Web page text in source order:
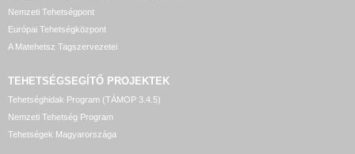
Nemzeti Tehetségpont
Európai Tehetségközpont
A Matehetsz Tagszervezetei
TEHETSÉGSEGÍTŐ PROJEKTEK
Tehetséghidak Program (TÁMOP 3.4.5)
Nemzeti Tehetség Program
Tehetségek Magyarországa